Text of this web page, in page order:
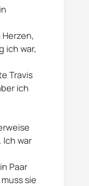
ich war,
Travis
ich
war
Paar
sie